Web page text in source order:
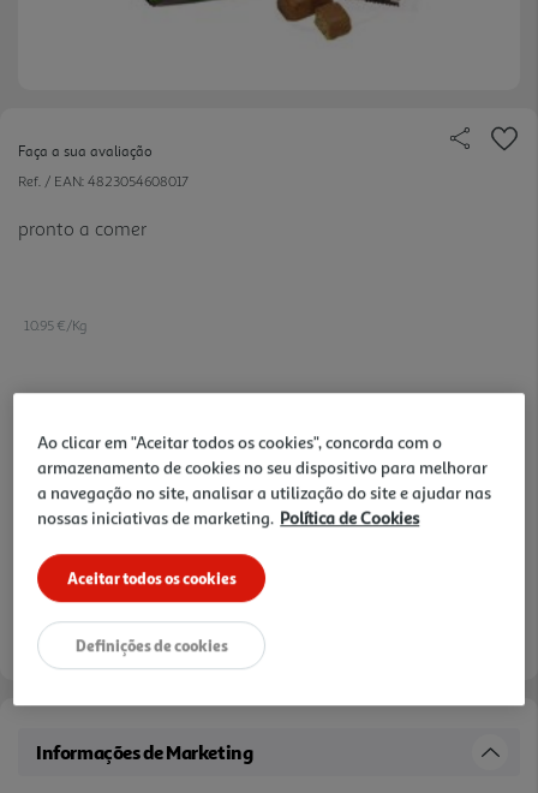
Faça a sua avaliação
Ref. / EAN: 4823054608017
pronto a comer
10.95 €/Kg
2,19 €
Notas de preparação
Informações de Marketing
Ao clicar em "Aceitar todos os cookies", concorda com o
armazenamento de cookies no seu dispositivo para melhorar
a navegação no site, analisar a utilização do site e ajudar nas
nossas iniciativas de marketing. Política de Cookies
Aceitar todos os cookies
Definições de cookies